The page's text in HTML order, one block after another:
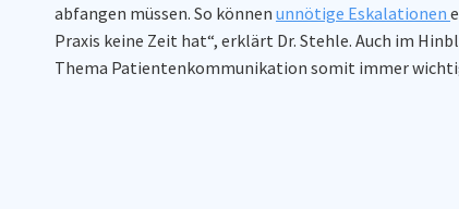
abfangen müssen. So können unnötige Eskalationen
Praxis keine Zeit hat“, erklärt Dr. Stehle. Auch im
Thema Patientenkommunikation somit immer